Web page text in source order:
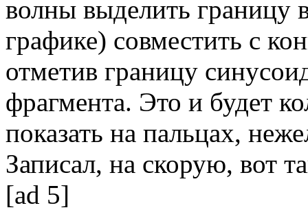
волны выделить границу
графике) совместить с
отметив границу
фрагмента. Это и будет
показать на пальцах,
Записал, на скорую, вот
[ad 5]